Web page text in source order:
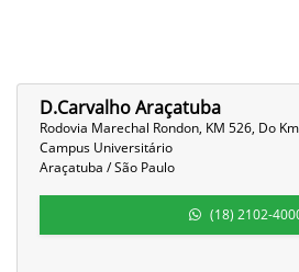
D.Carvalho Araçatuba
Rodovia Marechal Rondon, KM 526, Do
Campus Universitário
Araçatuba / São Paulo
(18) 2102-